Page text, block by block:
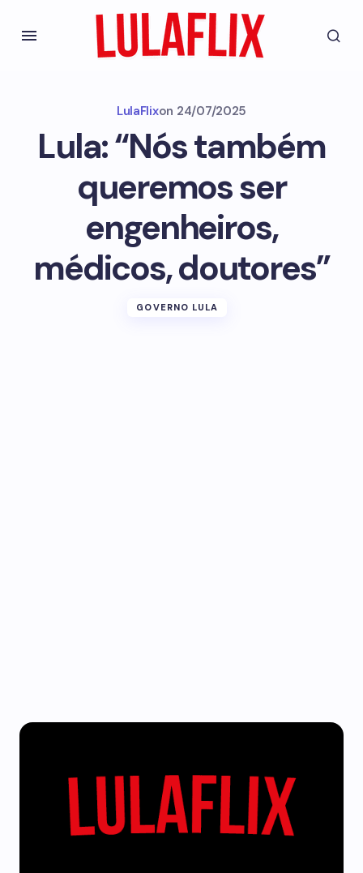
LulaFlixon 24/07/2025
Lula: “Nós também
queremos ser
engenheiros,
médicos, doutores”
GOVERNO LULA